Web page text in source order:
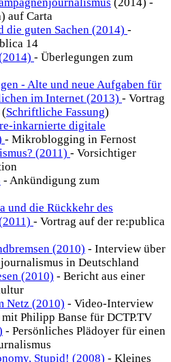
auf Carta
die guten Sachen (2014) -
14
- Überlegungen zum
- Alte und neue Aufgaben für
im Internet (2013) - Vortrag
Schriftliche Fassung)
inkarnierte digitale
- Mikroblogging in Fernost
(2011) - Vorsichtiger
- Ankündigung zum
und die Rückkehr des
- Vortrag auf der re:publica
(2010) - Interview über
in Deutschland
(2010) - Bericht aus einer
Netz (2010) - Video-Interview
Philipp Banse für DCTP.TV
- Persönliches Plädoyer für einen
Stupid! (2008) - Kleines